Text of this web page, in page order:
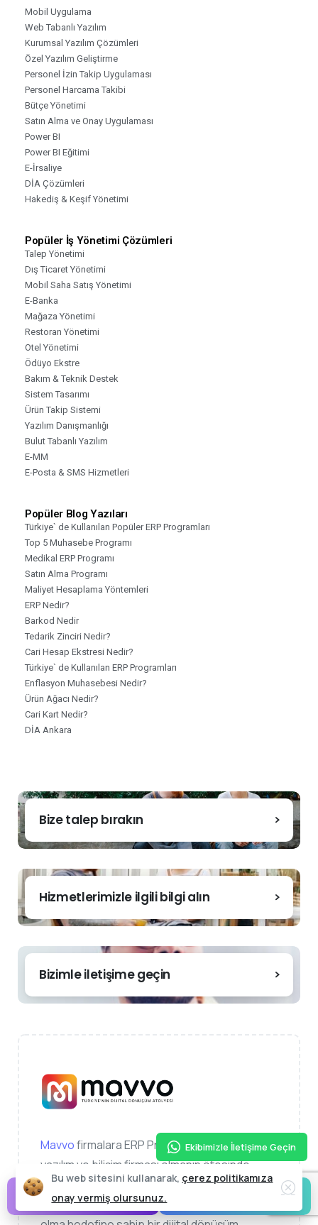
Mobil Uygulama
Web Tabanlı Yazılım
Kurumsal Yazılım Çözümleri
Özel Yazılım Geliştirme
Personel İzin Takip Uygulaması
Personel Harcama Takibi
Bütçe Yönetimi
Satın Alma ve Onay Uygulaması
Power BI
Power BI Eğitimi
E-İrsaliye
DİA Çözümleri
Hakediş & Keşif Yönetimi
Popüler İş Yönetimi Çözümleri
Talep Yönetimi
Dış Ticaret Yönetimi
Mobil Saha Satış Yönetimi
E-Banka
Mağaza Yönetimi
Restoran Yönetimi
Otel Yönetimi
Ödüyo Ekstre
Bakım & Teknik Destek
Sistem Tasarımı
Ürün Takip Sistemi
Yazılım Danışmanlığı
Bulut Tabanlı Yazılım
E-MM
E-Posta & SMS Hizmetleri
Popüler Blog Yazıları
Türkiye` de Kullanılan Popüler ERP Programları
Top 5 Muhasebe Programı
Medikal ERP Programı
Satın Alma Programı
Maliyet Hesaplama Yöntemleri
ERP Nedir?
Barkod Nedir
Tedarik Zinciri Nedir?
Cari Hesap Ekstresi Nedir?
Türkiye` de Kullanılan ERP Programları
Enflasyon Muhasebesi Nedir?
Ürün Ağacı Nedir?
Cari Kart Nedir?
DİA Ankara
Bize talep bırakın
Hizmetlerimizle ilgili bilgi alın
Bizimle iletişime geçin
Mavvofirmalara ERP Programları sunan bir
yazılım ve bilişim firması olmanın ötesinde,
onları ideal duruma taşımak için gayret
gösteren, müşterilerinin en büyük destekçisi
Ekibimizle İletişime Geçin
30 Dakikada Demo >
Bu web sitesini kullanarak, çerez politikamıza
onay vermiş olursunuz.